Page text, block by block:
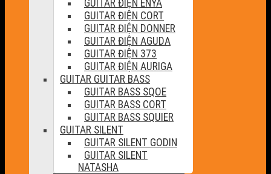
GUITAR ĐIỆN ENYA
GUITAR ĐIỆN CORT
GUITAR ĐIỆN DONNER
GUITAR ĐIỆN AGUDA
GUITAR ĐIỆN 373
GUITAR ĐIỆN AURIGA
GUITAR GUITAR BASS
GUITAR BASS SQOE
GUITAR BASS CORT
GUITAR BASS SQUIER
GUITAR SILENT
GUITAR SILENT GODIN
GUITAR SILENT
NATASHA